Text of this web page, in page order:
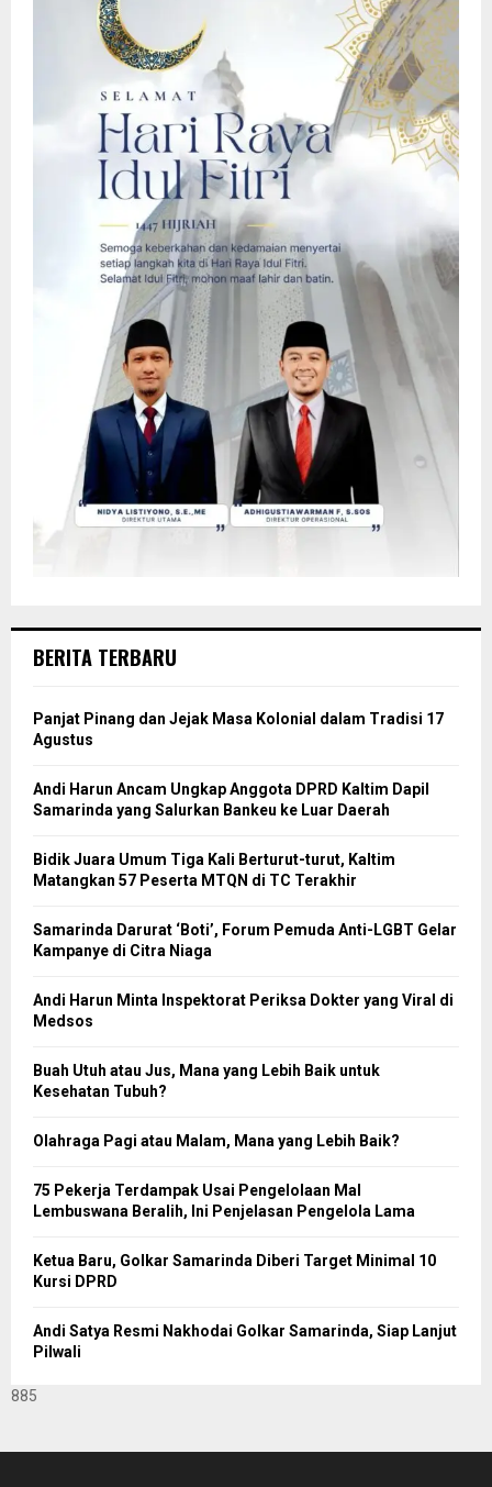
BERITA TERBARU
Panjat Pinang dan Jejak Masa Kolonial dalam Tradisi 17
Agustus
Andi Harun Ancam Ungkap Anggota DPRD Kaltim Dapil
Samarinda yang Salurkan Bankeu ke Luar Daerah
Bidik Juara Umum Tiga Kali Berturut-turut, Kaltim
Matangkan 57 Peserta MTQN di TC Terakhir
Samarinda Darurat ‘Boti’, Forum Pemuda Anti-LGBT Gelar
Kampanye di Citra Niaga
Andi Harun Minta Inspektorat Periksa Dokter yang Viral di
Medsos
Buah Utuh atau Jus, Mana yang Lebih Baik untuk
Kesehatan Tubuh?
Olahraga Pagi atau Malam, Mana yang Lebih Baik?
75 Pekerja Terdampak Usai Pengelolaan Mal
Lembuswana Beralih, Ini Penjelasan Pengelola Lama
Ketua Baru, Golkar Samarinda Diberi Target Minimal 10
Kursi DPRD
Andi Satya Resmi Nakhodai Golkar Samarinda, Siap Lanjut
Pilwali
885